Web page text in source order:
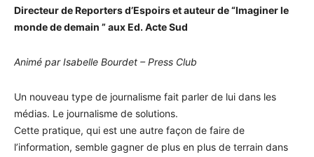
Directeur de Reporters d’Espoirs et auteur de “Imaginer le
monde de demain ” aux Ed. Acte Sud
Animé par Isabelle Bourdet – Press Club
Un nouveau type de journalisme fait parler de lui dans les
médias. Le journalisme de solutions.
Cette pratique, qui est une autre façon de faire de
l’information, semble gagner de plus en plus de terrain dans